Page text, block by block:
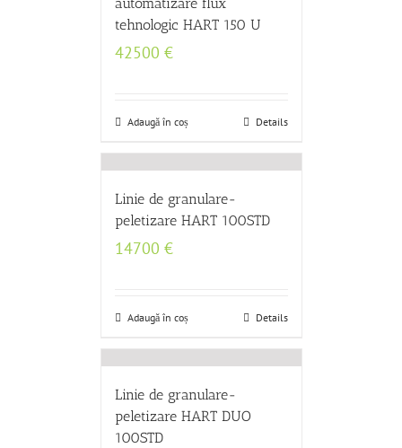
tehnologic HART 150 U
42500 €
Adaugă în coș Details
Linie de granulare-
peletizare HART 100STD
14700 €
Adaugă în coș Details
Linie de granulare-
peletizare HART DUO
100STD